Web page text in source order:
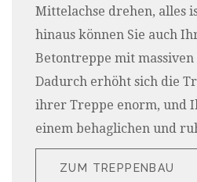
Mittelachse drehen, alles
hinaus können Sie auch
Betontreppe mit massiven
Dadurch erhöht sich die
ihrer Treppe enorm, und
einem behaglichen und
ZUM TREPPENBAU